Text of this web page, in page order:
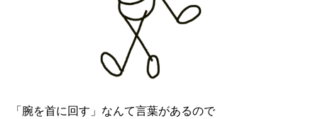
「腕を首に回す」なんて言葉があるので